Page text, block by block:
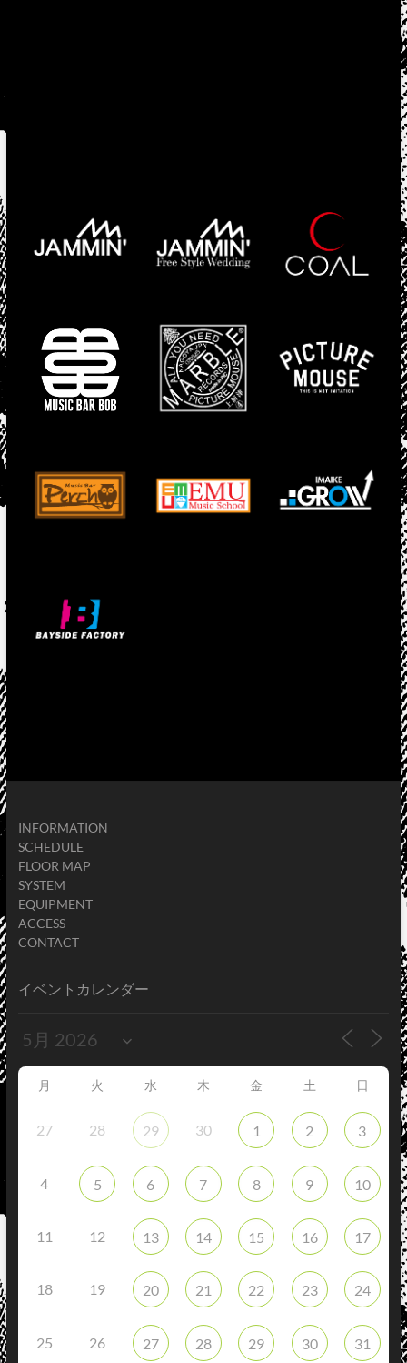
INFORMATION
SCHEDULE
FLOOR MAP
SYSTEM
EQUIPMENT
ACCESS
CONTACT
イベントカレンダー
月 火 水 木 金 土 日
27 28 29 30 1 2 3
4 5 6 7 8 9 10
11 12 13 14 15 16 17
18 19 20 21 22 23 24
25 26 27 28 29 30 31